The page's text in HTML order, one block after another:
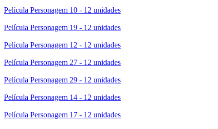
Película Personagem 10 - 12 unidades
Película Personagem 19 - 12 unidades
Película Personagem 12 - 12 unidades
Película Personagem 27 - 12 unidades
Película Personagem 29 - 12 unidades
Película Personagem 14 - 12 unidades
Película Personagem 17 - 12 unidades